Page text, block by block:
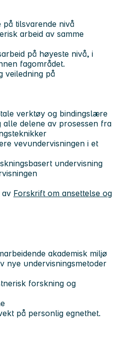
tilsvarende nivå
arbeid av samme
på høyeste nivå, i
fagområdet.
veiledning på
verktøy og bindingslære
delene av prosessen fra
vevundervisningen i et
undervisning
av Forskrift om ansettelse og
akademisk miljø
nye undervisningsmetoder
forskning og
på personlig egnethet.